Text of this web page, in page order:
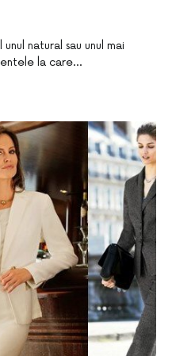
natural sau unul mai
la care…